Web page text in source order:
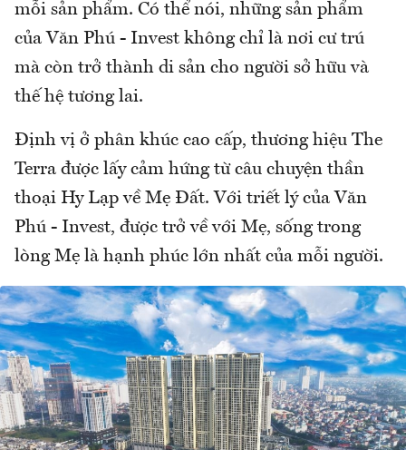
mỗi sản phẩm. Có thể nói, những sản phẩm
của Văn Phú - Invest không chỉ là nơi cư trú
mà còn trở thành di sản cho người sở hữu và
thế hệ tương lai.
Định vị ở phân khúc cao cấp, thương hiệu The
Terra được lấy cảm hứng từ câu chuyện thần
thoại Hy Lạp về Mẹ Đất. Với triết lý của Văn
Phú - Invest, được trở về với Mẹ, sống trong
lòng Mẹ là hạnh phúc lớn nhất của mỗi người.